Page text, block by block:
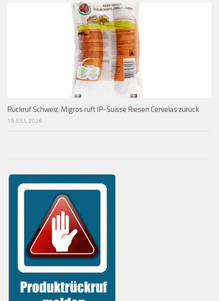
Rückruf Schweiz: Migros ruft IP-Suisse Riesen Cervelas zurück
15 JULI, 2026